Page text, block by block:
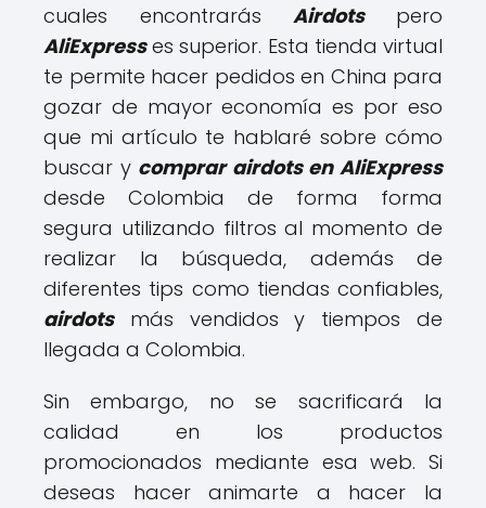
cuales encontrarásAirdots pero
AliExpresses superior. Esta tienda virtual
te permite hacer pedidos en China para
gozar de mayor economía es por eso
que mi artículo te hablaré sobre cómo
buscar y comprar airdots en AliExpress
desde Colombia de forma forma
segura utilizando filtros al momento de
realizar la búsqueda, además de
diferentes tips como tiendas confiables,
airdotsmás vendidos y tiempos de
llegada a Colombia.
Sin embargo, no se sacrificará la
calidad en los productos
promocionados mediante esa web. Si
deseas hacer animarte a hacer la